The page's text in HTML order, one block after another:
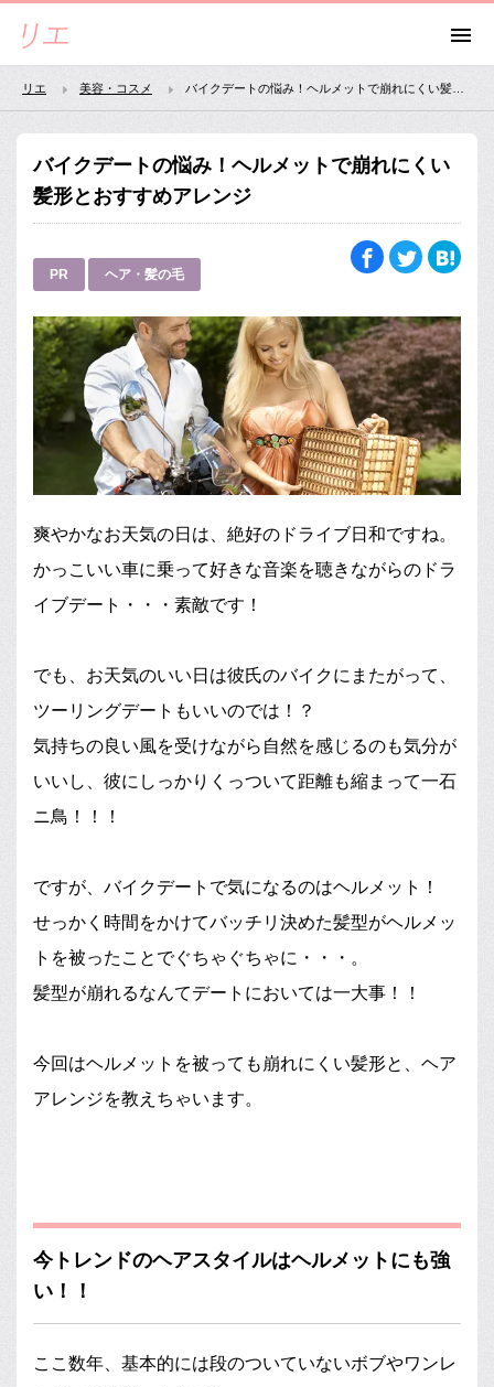
リエ 美容・コスメ
バイクデートの悩み！ヘルメットで崩れにくい
髪形とおすすめアレンジ
PR ヘア・髪の毛
爽やかなお天気の日は、絶好のドライブ日和ですね。
かっこいい車に乗って好きな音楽を聴きながらのドラ
イブデート・・・素敵です！
でも、お天気のいい日は彼氏のバイクにまたがって、
ツーリングデートもいいのでは！？
気持ちの良い風を受けながら自然を感じるのも気分が
いいし、彼にしっかりくっついて距離も縮まって一石
ニ鳥！！！
ですが、バイクデートで気になるのはヘルメット！
せっかく時間をかけてバッチリ決めた髪型がヘルメッ
トを被ったことでぐちゃぐちゃに・・・。
髪型が崩れるなんてデートにおいては一大事！！
今回はヘルメットを被っても崩れにくい髪形と、ヘア
アレンジを教えちゃいます。
今トレンドのヘアスタイルはヘルメットにも強
い！！
ここ数年、基本的には段のついていないボブやワンレ